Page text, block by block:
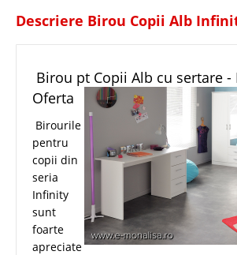
Descriere Birou Copii Alb
Birou pt Copii Alb cu sertare
Oferta
Birourile
pentru
copii din
seria
Infinity
sunt
foarte
apreciate